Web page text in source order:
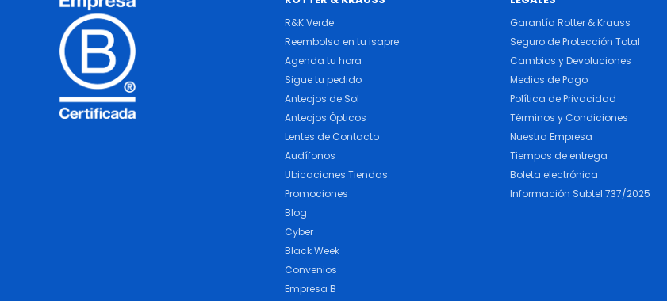
R&K Verde
Reembolsa en tu isapre
Agenda tu hora
Sigue tu pedido
Anteojos de Sol
Anteojos Ópticos
Lentes de Contacto
Audífonos
Ubicaciones Tiendas
Promociones
Blog
Cyber
Black Week
Convenios
Empresa B
Garantía Rotter & Krauss
Seguro de Protección Total
Cambios y Devoluciones
Medios de Pago
Política de Privacidad
Términos y Condiciones
Nuestra Empresa
Tiempos de entrega
Boleta electrónica
Información Subtel 737/2025